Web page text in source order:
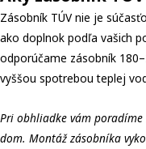
Zásobník TÚV nie je
ako doplnok podľa vašich
odporúčame zásobník
vyššou spotrebou teplej
Pri obhliadke vám
dom. Montáž zásobníka